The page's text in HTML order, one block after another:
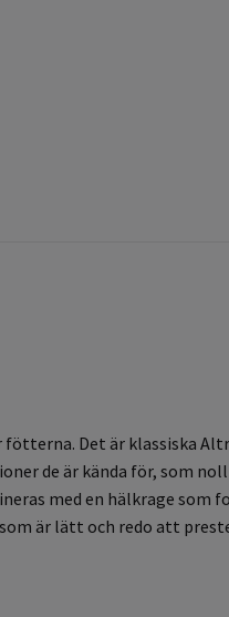
Det är klassiska
de är kända för, som
med en hälkrage som
är lätt och redo att